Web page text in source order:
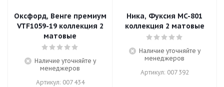
Оксфорд, Венге премиум
VTF1059-19 коллекция 2
матовые
Наличие уточняйте у
менеджеров
Артикул: 007 434
Ника, Фуксия MC-801
коллекция 2 матовые
Наличие уточняйте у
менеджеров
Артикул: 007 392